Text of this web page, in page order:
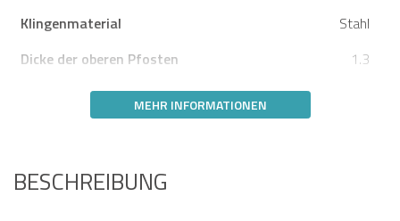
Klingenmaterial
Stahl
Dicke der oberen Pfosten
1.3
MEHR INFORMATIONEN
BESCHREIBUNG